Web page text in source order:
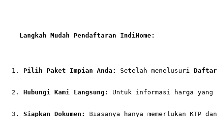
Langkah Mudah Pendaftaran IndiHome:
Pilih Paket Impian Anda: Setelah menelusuri
Hubungi Kami Langsung: Untuk informasi harga
Siapkan Dokumen: Biasanya hanya memerlukan